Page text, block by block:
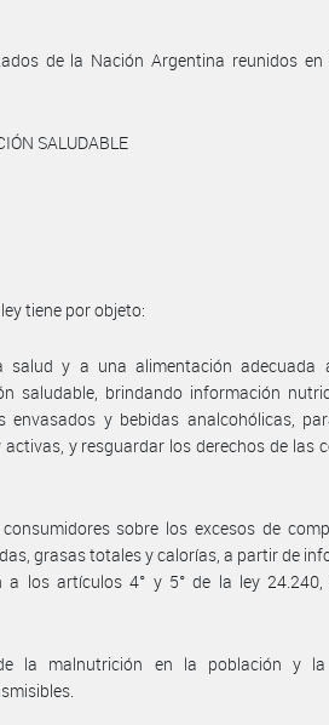
de la Nación Argentina reunidos en
SALUDABLE
tiene por objeto:
salud y a una alimentación adecuada
saludable, brindando información
envasados y bebidas analcohólicas,
y resguardar los derechos de las
sobre los excesos de
grasas totales y calorías, a partir de
los artículos 4° y 5° de la ley 24.240,
la malnutrición en la población y